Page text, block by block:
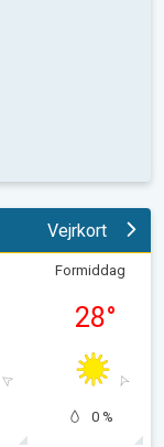
Vejrkort
Formiddag
28°
0 %